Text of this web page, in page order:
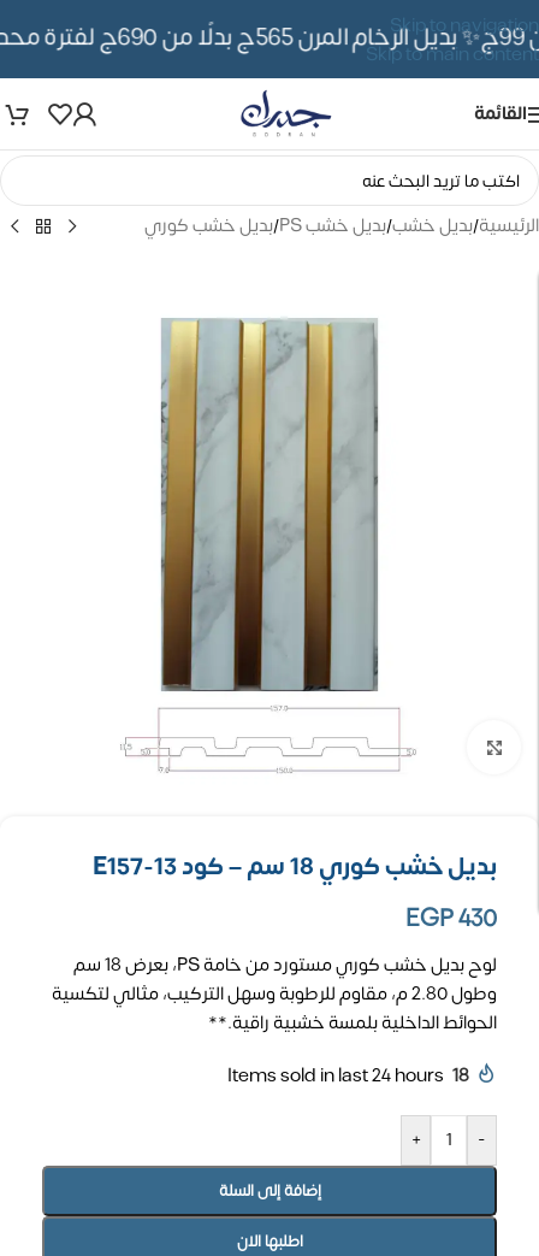
Skip to navigation
Skip to main content
✨ بديل الرخام المرن 565ج بدلًا من 690ج لفترة محدوده
القائمة
الرئيسية/بديل خشب/بديل خشب PS /بديل خشب كوري
تكبير الصورة
بديل خشب كوري 18 سم – كود E157-13
EGP430
لوح بديل خشب كوري مستورد من خامة PS، بعرض 18 سم
وطول 2.80 م، مقاوم للرطوبة وسهل التركيب، مثالي لتكسية
الحوائط الداخلية بلمسة خشبية راقية.**
18
Items sold in last 24 hours
-
+
إضافة إلى السلة
اطلبها الان